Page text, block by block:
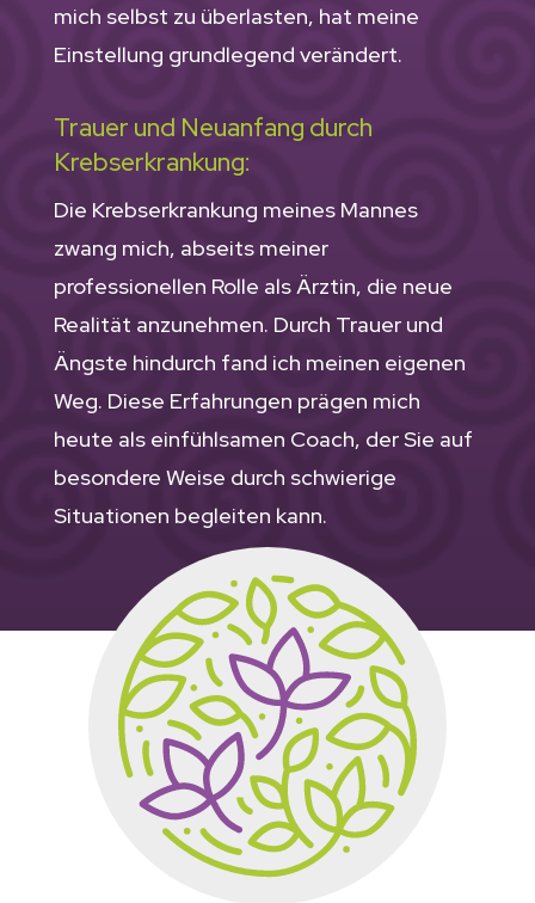
mich selbst zu überlasten, hat meine
Einstellung grundlegend verändert.
Trauer und Neuanfang durch
Krebserkrankung:
Die Krebserkrankung meines Mannes
zwang mich, abseits meiner
professionellen Rolle als Ärztin, die neue
Realität anzunehmen. Durch Trauer und
Ängste hindurch fand ich meinen eigenen
Weg. Diese Erfahrungen prägen mich
heute als einfühlsamen Coach, der Sie auf
besondere Weise durch schwierige
Situationen begleiten kann.